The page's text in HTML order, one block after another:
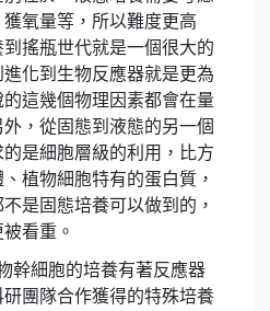
氧量等，所以難度更高
搖瓶世代就是一個很大的
化到生物反應器就是更為
這幾個物理因素都會在量
，從固態到液態的另一個
是細胞層級的利用，比方
植物細胞特有的蛋白質，
是固態培養可以做到的，
看重。
幹細胞的培養有著反應器
團隊合作獲得的特殊培養